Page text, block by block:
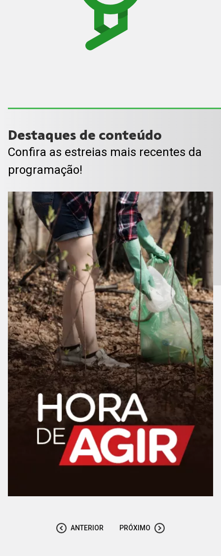
Destaques de conteúdo
Confira as estreias mais recentes da
programação!
ANTERIOR PRÓXIMO